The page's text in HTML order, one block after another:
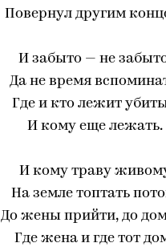
Повернул другим
И забыто — не
Да не время
Где и кто лежит
И кому еще лежать.
И кому траву
На земле топтать
До жены прийти, до
Где жена и где тот